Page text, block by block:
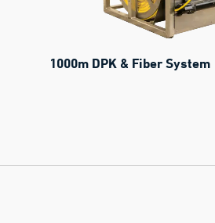
1000m DPK & Fiber System